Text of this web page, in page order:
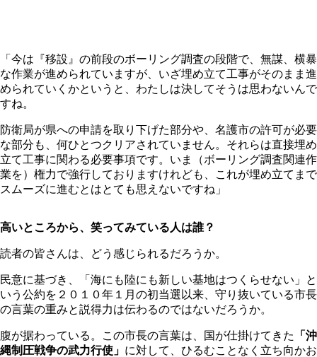
「今は『移設』の前段のボーリング調査の段階で、無謀、横暴
な作業が進められていますが、いざ埋め立て工事がそのまま進
められていくかというと、わたしは決してそうは思わないんで
すね。
防衛局が県への申請を取り下げた部分や、名護市の許可が必要
な部分も、何ひとつクリアされていません。それらは直接埋め
立て工事に関わる必要事項です。いま（ボーリング調査関連作
業を）権力で強行しておりますけれども、これが埋め立てまで
スムーズに進むとはとても思えないですね」
高いところから、笑ってみている人は誰？
読者の皆さんは、どう感じられるだろうか。
民意に基づき、「海にも陸にも新しい基地はつくらせない」と
いう公約を２０１０年１月の初当選以来、守り抜いている市長
の言葉の重みと説得力は伝わるのではないだろうか。
腹が据わっている。この市長の言葉は、国が仕掛けてきた
「沖
縄制圧戦争の武力行使」 に対して、ひるむことなく立ち向かお